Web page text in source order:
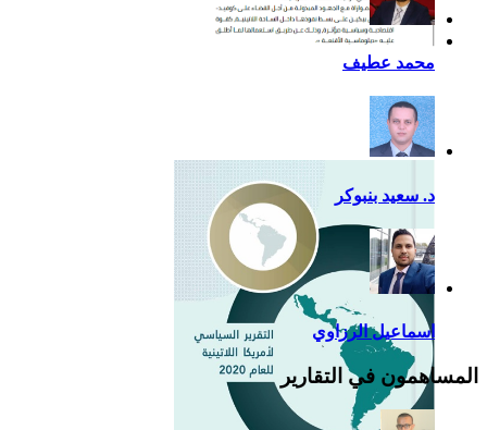
إضافية لدعم القوة الناعمة
للصين في أمريكا اللاتينية
محمد عطيف
د. سعيد بنبوكر
اسماعيل الرزاوي
المساهمون في التقارير